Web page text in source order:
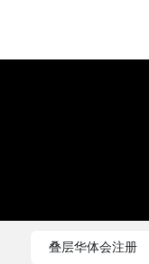
叠层华体会注册